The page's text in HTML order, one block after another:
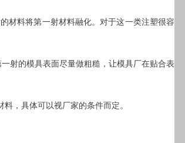
材料将第一射材料融化。对于这一类注塑很容
射的模具表面尽量做粗糙，让模具厂在贴合表
，具体可以视厂家的条件而定。